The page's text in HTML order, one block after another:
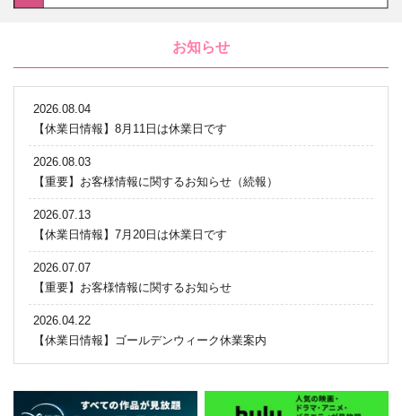
お知らせ
2026.08.04
【休業日情報】8月11日は休業日です
2026.08.03
【重要】お客様情報に関するお知らせ（続報）
2026.07.13
【休業日情報】7月20日は休業日です
2026.07.07
【重要】お客様情報に関するお知らせ
2026.04.22
【休業日情報】ゴールデンウィーク休業案内